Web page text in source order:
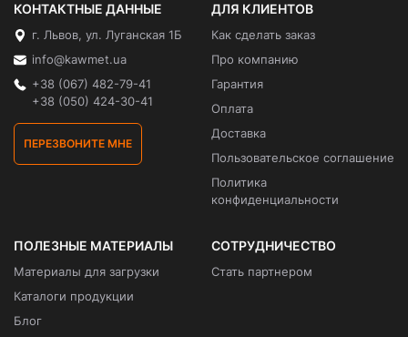
КОНТАКТНЫЕ ДАННЫЕ
г. Львов, ул. Луганская 1Б
info@kawmet.ua
+38 (067) 482-79-41
+38 (050) 424-30-41
ПЕРЕЗВОНИТЕ МНЕ
ДЛЯ КЛИЕНТОВ
Как сделать заказ
Про компанию
Гарантия
Оплата
Доставка
Пользовательское соглашение
Политика
конфиденциальности
ПОЛЕЗНЫЕ МАТЕРИАЛЫ
Материалы для загрузки
Каталоги продукции
Блог
СОТРУДНИЧЕСТВО
Стать партнером